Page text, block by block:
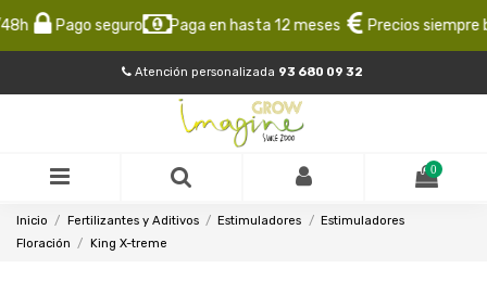
Pago seguro Paga en hasta 12 meses Precios siempre
Atención personalizada 93 680 09 32
0
Inicio Fertilizantes y Aditivos Estimuladores
Estimuladores
Floración
King X-treme